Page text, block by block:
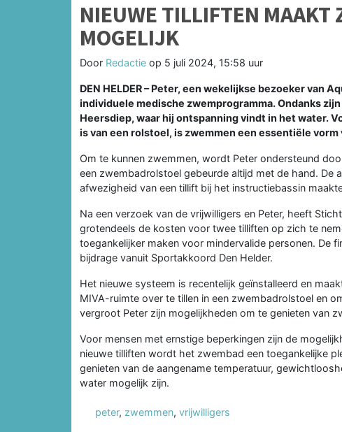
NIEUWE TILLIFTEN MAAKT
MOGELIJK
Door Redactie op 5 juli 2024, 15:58 uur
DEN HELDER – Peter, een wekelijkse bezoeker van
individuele medische zwemprogramma. Ondanks
Heersdiep, waar hij ontspanning vindt in het water.
is van een rolstoel, is zwemmen een essentiële
Om te kunnen zwemmen, wordt Peter ondersteund
een zwembadrolstoel gebeurde altijd met de hand. De
afwezigheid van een tillift bij het instructiebassin
Na een verzoek van de vrijwilligers en Peter, heeft
grotendeels de kosten voor twee tilliften op zich te
toegankelijker maken voor mindervalide personen. De
bijdrage vanuit Sportakkoord Den Helder.
Het nieuwe systeem is recentelijk geïnstalleerd en
MIVA-ruimte over te tillen in een zwembadrolstoel en
vergroot Peter zijn mogelijkheden om te genieten van
Voor mensen met ernstige beperkingen zijn de
nieuwe tilliften wordt het zwembad een toegankelijke
genieten van de aangename temperatuur,
water mogelijk zijn.
peter, zwemmen, vrijwilligers